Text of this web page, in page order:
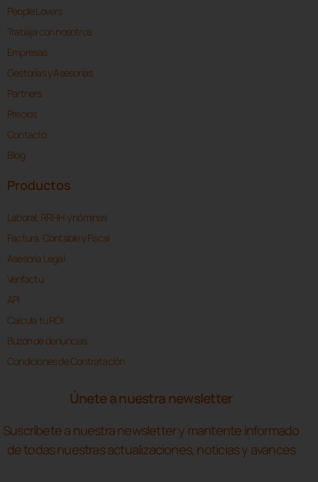
People Lovers
Trabaja con nosotros
Empresas
Gestorías y Asesorías
Partners
Precios
Contacto
Blog
Productos
Laboral, RRHH y nóminas
Factura, Contable y Fiscal
Asesoría Legal
Verifactu
API
Calcula tu ROI
Buzón de denuncias
Condiciones de Contratación
Únete a nuestra newsletter
Suscríbete a nuestra newsletter y mantente informado
de todas nuestras actualizaciones, noticias y avances